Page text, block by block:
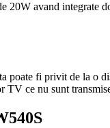
avand integrate
fi privit de la o
TV ce nu sunt